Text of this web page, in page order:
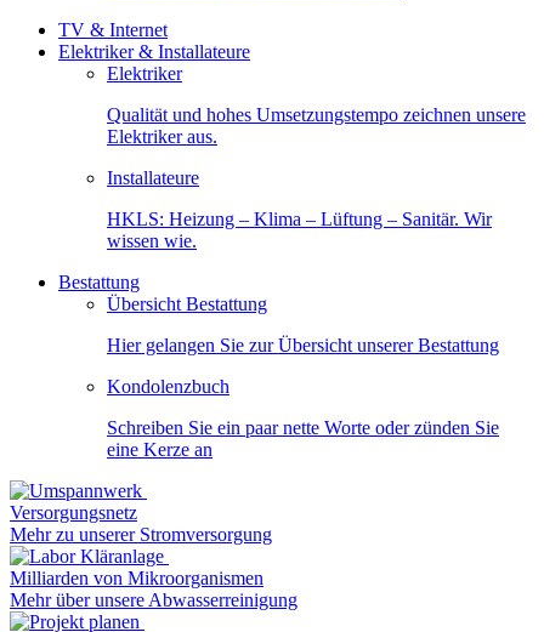
TV & Internet
Elektriker & Installateure
Elektriker
Qualität und hohes Umsetzungstempo zeichnen unsere
Elektriker aus.
Installateure
HKLS: Heizung – Klima – Lüftung – Sanitär. Wir
wissen wie.
Bestattung
Übersicht Bestattung
Hier gelangen Sie zur Übersicht unserer Bestattung
Kondolenzbuch
Schreiben Sie ein paar nette Worte oder zünden Sie
eine Kerze an
Versorgungsnetz
Mehr zu unserer Stromversorgung
Milliarden von Mikroorganismen
Mehr über unsere Abwasserreinigung